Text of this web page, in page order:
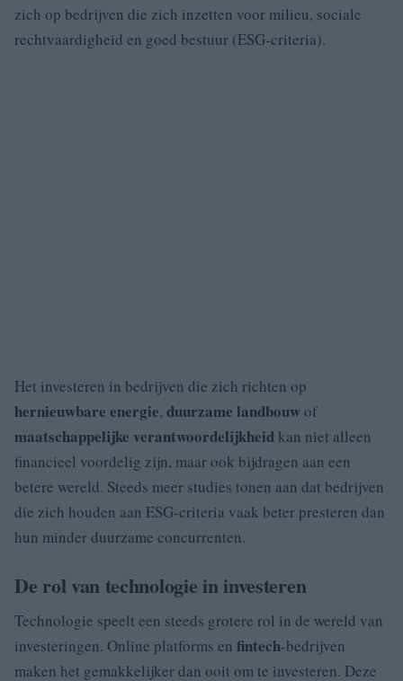
zich op bedrijven die zich inzetten voor milieu, sociale
rechtvaardigheid en goed bestuur (ESG-criteria).
Het investeren in bedrijven die zich richten op
hernieuwbare energie, duurzame landbouwof
maatschappelijke verantwoordelijkheid kan niet alleen
financieel voordelig zijn, maar ook bijdragen aan een
betere wereld. Steeds meer studies tonen aan dat bedrijven
die zich houden aan ESG-criteria vaak beter presteren dan
hun minder duurzame concurrenten.
De rol van technologie in investeren
Technologie speelt een steeds grotere rol in de wereld van
investeringen. Online platforms en fintech-bedrijven
maken het gemakkelijker dan ooit om te investeren. Deze